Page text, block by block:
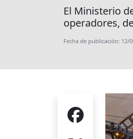
El Ministerio
operadores,
Fecha de publicación: 12/